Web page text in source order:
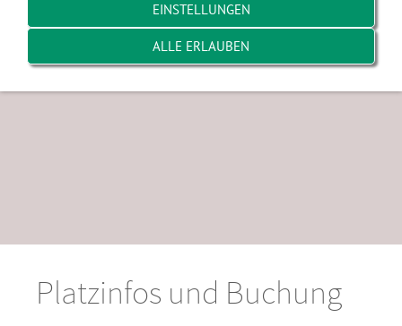
Regeln & Anleitungen
Platzinfos und Buchung
EINSTELLUNGEN
ALLE ERLAUBEN